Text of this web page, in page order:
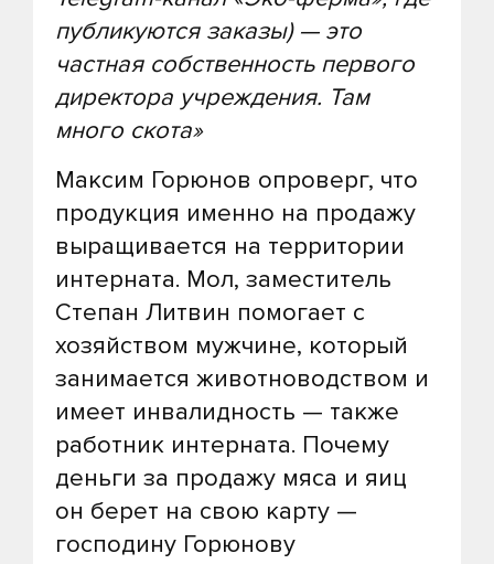
публикуются заказы) — это
частная собственность первого
директора учреждения. Там
много скота»
Максим Горюнов опроверг, что
продукция именно на продажу
выращивается на территории
интерната. Мол, заместитель
Степан Литвин помогает с
хозяйством мужчине, который
занимается животноводством и
имеет инвалидность — также
работник интерната. Почему
деньги за продажу мяса и яиц
он берет на свою карту —
господину Горюнову